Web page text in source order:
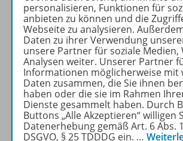
Beiträge und
können im
DIE
recherchiert und
heruntergeladen
für
Jetzt
Probelesen
Vorteilspreis
personalisieren, Funktionen für
anbieten zu können und die
Webseite zu analysieren.
Daten zu ihrer Verwendung
unsere Partner für soziale Medien,
Analysen weiter. Unserer Partner
Informationen möglicherweise mit
Daten zusammen, die Sie ihnen
haben oder die sie im Rahmen
Dienste gesammelt haben. Durch
Buttons „Alle Akzeptieren“ willigen
Datenerhebung gemäß Art. 6 Abs.
DSGVO, § 25 TDDDG ein. …